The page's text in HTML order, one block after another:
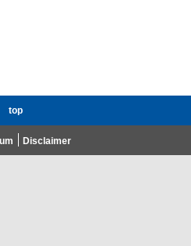
top
Disclaimer